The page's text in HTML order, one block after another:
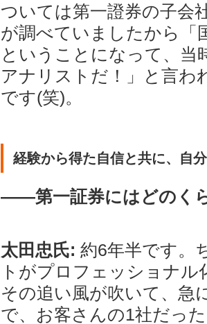
ついては第一證券の子会
が調べていましたから「
ということになって、当
アナリストだ！」と言わ
です(笑)。
経験から得た自信と共に、自
――第一証券にはどのく
太田忠氏: 約6年半です。
トがプロフェッショナ
その追い風が吹いて、急
で、お客さんの1社だっ